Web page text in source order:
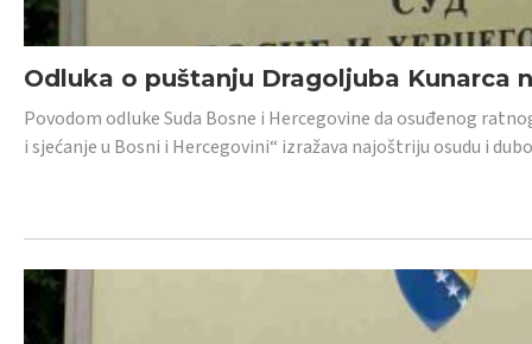
Odluka o puštanju Dragoljuba Kunarca
Povodom odluke Suda Bosne i Hercegovine da osuđenog
i sjećanje u Bosni i Hercegovini“ izražava najoštriju osudu i